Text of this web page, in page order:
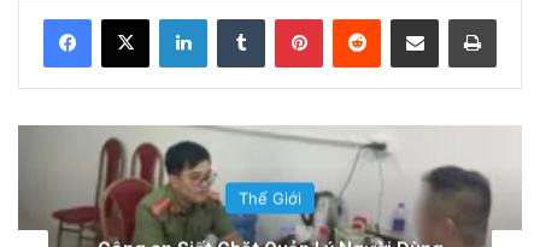
Việt Nam!
Đọc thêmRead More
LinkedInTumblr PinterestReddit Share via Email Print
Đời Sống